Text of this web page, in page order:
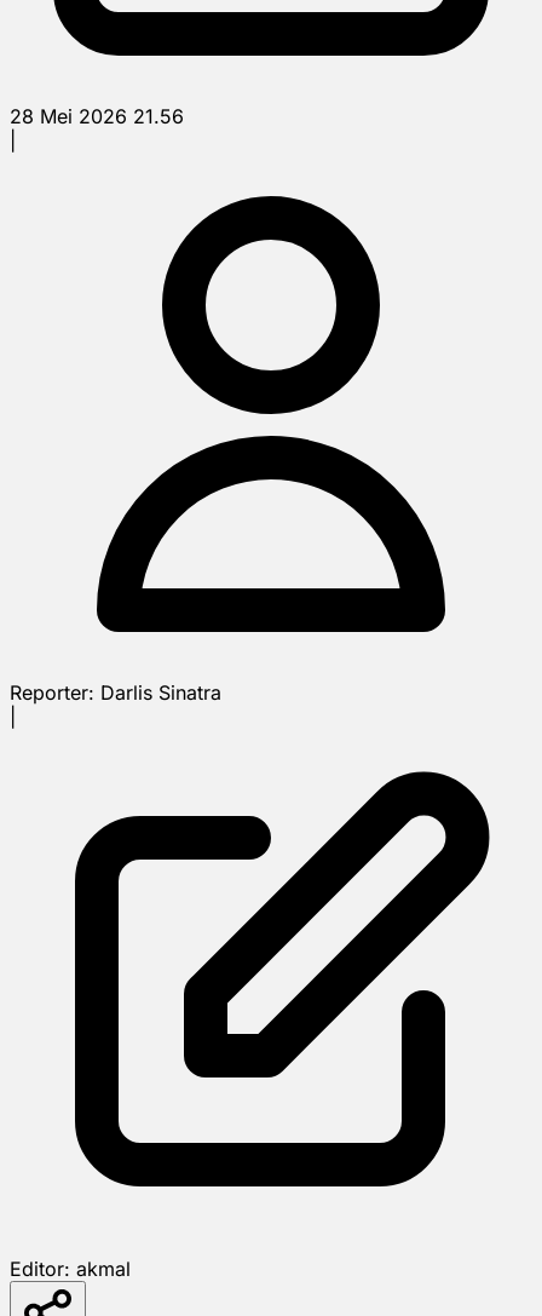
28 Mei 2026 21.56
Reporter: Darlis Sinatra
Editor: akmal